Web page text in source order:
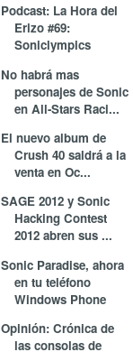
Podcast: La Hora del
Erizo #69:
Soniclympics
No habrá mas
personajes de Sonic
en All-Stars Raci...
El nuevo album de
Crush 40 saldrá a la
venta en Oc...
SAGE 2012 y Sonic
Hacking Contest
2012 abren sus ...
Sonic Paradise, ahora
en tu teléfono
Windows Phone
Opinión: Crónica de
las consolas de